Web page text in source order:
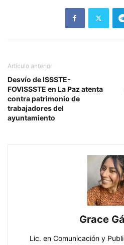
Artículo anterior
Desvío de ISSSTE-
FOVISSSTE en La Paz atenta
contra patrimonio de
trabajadores del
ayuntamiento
Grace
Lic. en Comunicación y